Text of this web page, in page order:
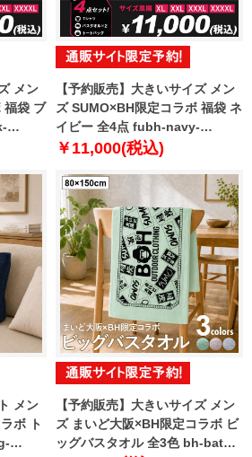
メン
福袋 ブ
予
【予約販売】大きいサイズ メン
ズ SUMO×BH限定コラボ 福袋 ネ
イビー 全4点 fubh-navy-
sumo999-b【10月下旬発送予
￥11,000(税込)
メン
ボ ト
【予約販売】大きいサイズ メン
ズ まいど大阪×BH限定コラボ ビ
ッグバスタオル 全3色 bh-bath-